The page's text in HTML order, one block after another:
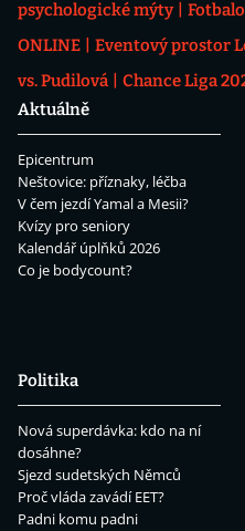
psychologické mýty
ONLINE
Eventový prostor
vs. Pudilová
Chance Liga
Aktuálně
Epicentrum
Neštovice: příznaky, léčba
V čem jezdí Yamal a Mesii?
Kvízy pro seniory
Kalendář úplňků 2026
Co je bodycount?
Politika
Nová superdávka: kdo na ní
dosáhne?
Sjezd sudetských Němců
Proč vláda zavádí EET?
Padni komu padni